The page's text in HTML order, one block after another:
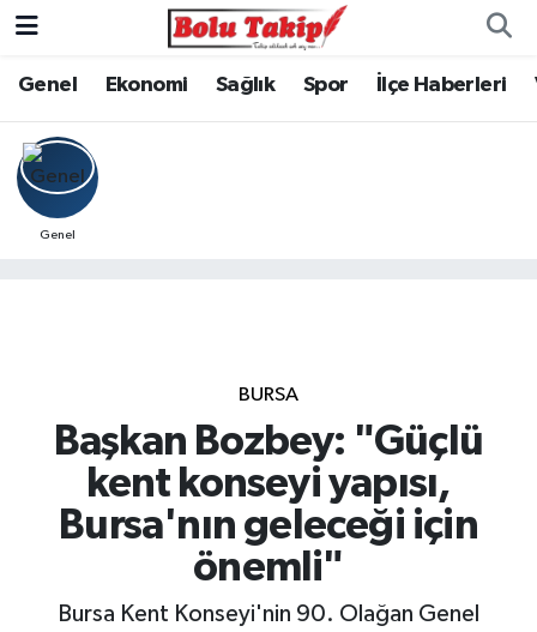
Genel Ekonomi Sağlık Spor İlçe Haberleri
Genel
BURSA
Başkan Bozbey: "Güçlü
kent konseyi yapısı,
Bursa'nın geleceği için
önemli"
Bursa Kent Konseyi'nin 90. Olağan Genel